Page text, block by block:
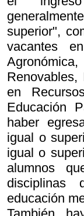
superior",
vacantes
Renovables,
en
Educación
haber
igual o
igual o
alumnos
disciplinas
educación